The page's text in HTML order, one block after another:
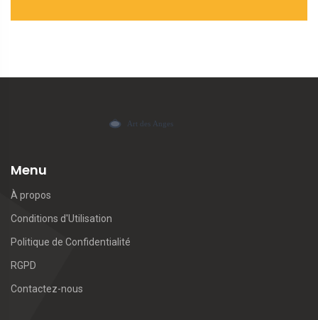
Menu
À propos
Conditions d'Utilisation
Politique de Confidentialité
RGPD
Contactez-nous